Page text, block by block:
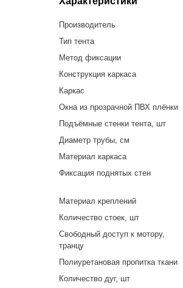
Производитель
Тип тента
Метод фиксации
Конструкция каркаса
Каркас
Окна из прозрачной ПВХ плёнки
Подъёмные стенки тента, шт
Диаметр трубы, см
Материал каркаса
Фиксация поднятых стен
Материал креплений
Количество стоек, шт
Свободный доступ к мотору,
транцу
Полиуретановая пропитка ткани
Количество дуг, шт